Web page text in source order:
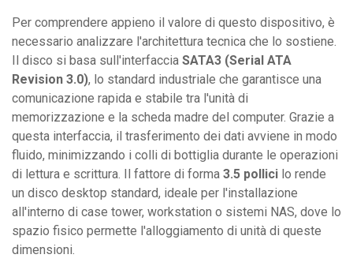
Per comprendere appieno il valore di questo dispositivo, è
necessario analizzare l'architettura tecnica che lo sostiene.
Il disco si basa sull'interfaccia SATA3 (Serial ATA
Revision 3.0), lo standard industriale che garantisce una
comunicazione rapida e stabile tra l'unità di
memorizzazione e la scheda madre del computer. Grazie a
questa interfaccia, il trasferimento dei dati avviene in modo
fluido, minimizzando i colli di bottiglia durante le operazioni
di lettura e scrittura. Il fattore di forma 3.5 pollici lo rende
un disco desktop standard, ideale per l'installazione
all'interno di case tower, workstation o sistemi NAS, dove lo
spazio fisico permette l'alloggiamento di unità di queste
dimensioni.